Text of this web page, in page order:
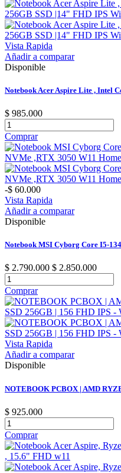
Vista Rapida
Añadir a comparar
Disponible
Notebook Acer Aspire Lite , Intel
$ 985.000
Comprar
-$ 60.000
Vista Rapida
Añadir a comparar
Disponible
Notebook MSI Cyborg Core I5-
$ 2.790.000 $ 2.850.000
Comprar
Vista Rapida
Añadir a comparar
Disponible
NOTEBOOK PCBOX | AMD
$ 925.000
Comprar